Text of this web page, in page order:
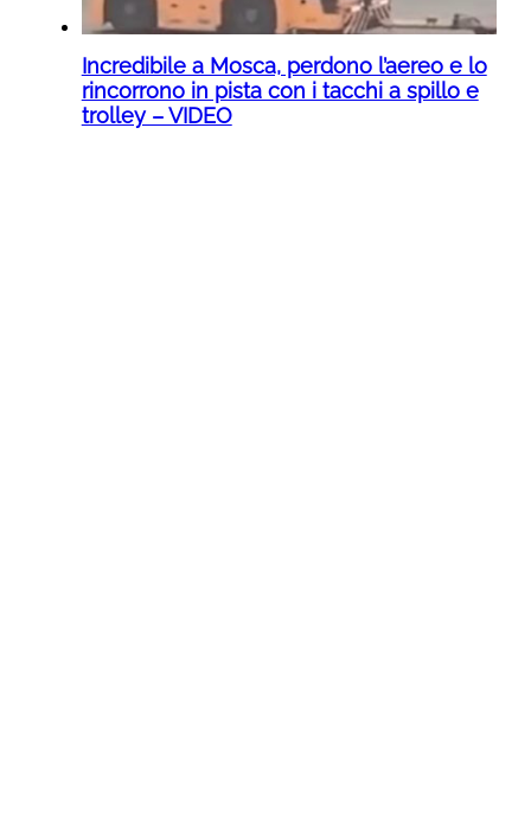
Incredibile a Mosca, perdono l’aereo e lo
rincorrono in pista con i tacchi a spillo e
trolley – VIDEO